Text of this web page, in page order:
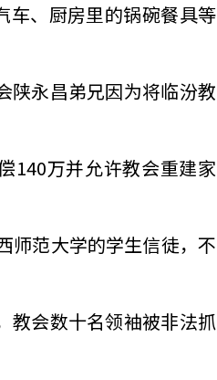
车、厨房里的锅碗餐具等
陕永昌弟兄因为将临汾教
140万并允许教会重建家
师范大学的学生信徒，不
教会数十名领袖被非法抓